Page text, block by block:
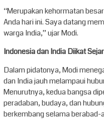
“Merupakan kehormatan
Anda hari ini. Saya datang
warga India,” ujar Modi.
Indonesia dan India Diikat
Dalam pidatonya, Modi
dan India jauh melampaui
Menurutnya, kedua bangsa
peradaban, budaya, dan
berkembang selama berabad-